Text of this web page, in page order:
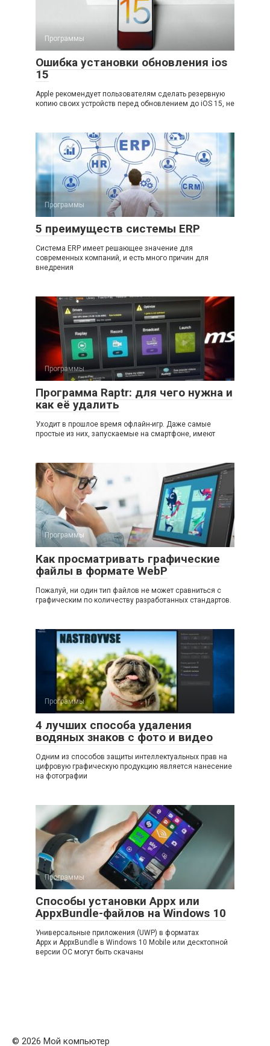
Программы
Ошибка установки обновления ios
15
Apple рекомендует пользователям сделать резервную
копию своих устройств перед обновлением до iOS 15, не
Программы
5 преимуществ системы ERP
Система ERP имеет решающее значение для
современных компаний, и есть много причин для
внедрения
Программы
Программа Raptr: для чего нужна и
как её удалить
Уходит в прошлое время офлайн-игр. Даже самые
простые из них, запускаемые на смартфоне, имеют
Программы
Как просматривать графические
файлы в формате WebP
Пожалуй, ни один тип файлов не может сравниться с
графическим по количеству разработанных стандартов.
Программы
4 лучших способа удаления
водяных знаков с фото и видео
Одним из способов защиты интеллектуальных прав на
цифровую графическую продукцию является нанесение
на фотографии
Программы
Способы установки Appx или
AppxBundle-файлов на Windows 10
Универсальные приложения (UWP) в форматах
Appx и AppxBundle в Windows 10 Mobile или десктопной
версии ОС могут быть скачаны
© 2026 Мой компьютер